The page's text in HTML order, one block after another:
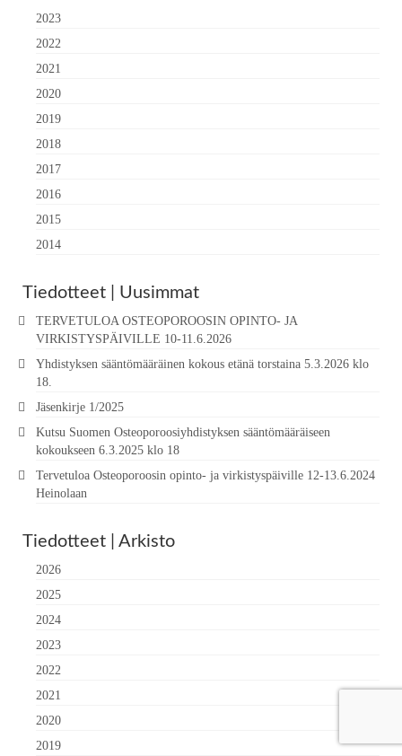
2023
2022
2021
2020
2019
2018
2017
2016
2015
2014
Tiedotteet | Uusimmat
TERVETULOA OSTEOPOROOSIN OPINTO- JA
VIRKISTYSPÄIVILLE 10-11.6.2026
Yhdistyksen sääntömääräinen kokous etänä torstaina 5.3.2026 klo
18.
Jäsenkirje 1/2025
Kutsu Suomen Osteoporoosiyhdistyksen sääntömääräiseen
kokoukseen 6.3.2025 klo 18
Tervetuloa Osteoporoosin opinto- ja virkistyspäiville 12-13.6.2024
Heinolaan
Tiedotteet | Arkisto
2026
2025
2024
2023
2022
2021
2020
2019